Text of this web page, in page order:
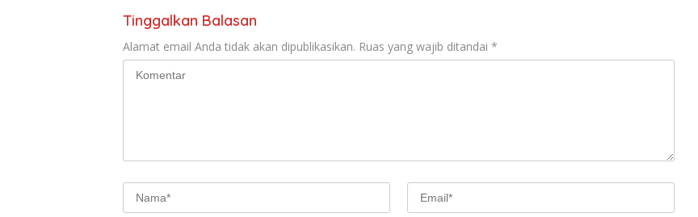
Tinggalkan Balasan
Alamat email Anda tidak akan dipublikasikan. Ruas yang wajib ditandai *